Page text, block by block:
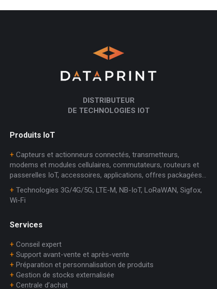
DISTRIBUTEUR
DE TECHNOLOGIES IOT
Produits IoT
+ Capteurs et actionneurs connectés, transmetteurs,
modems et modules cellulaires, commutateurs, routeurs et
passerelles IoT, accessoires, applications, offres packagées…
+ Technologies 3G/4G/5G, LTE-M, NB-IoT, LoRaWAN, Sigfox,
Wi-Fi
Services
+ Conseil expert
+ Support avant-vente et après-vente
+ Préparation et personnalisation de produits
+ Gestion de stocks externalisée
+ Centrale d’achat